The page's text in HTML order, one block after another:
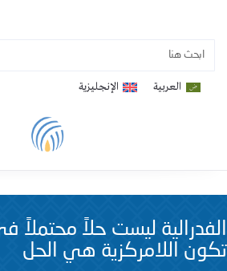
العربية الإنجليزية
الفدرالية ليست حلاً محتملاً
تكون اللامركزية هي الحل